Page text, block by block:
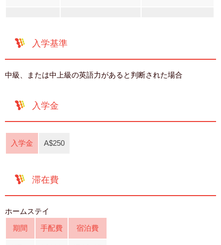
入学基準
中級、または中上級の英語力があると判断された場合
入学金
入学金 A$250
滞在費
ホームステイ
期間
手配費 宿泊費